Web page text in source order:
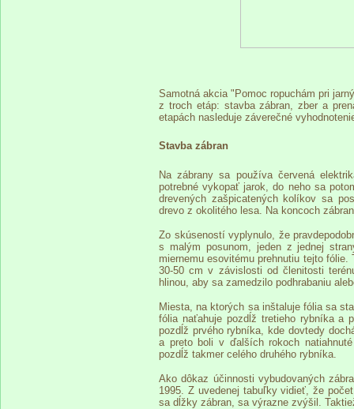
Samotná akcia "Pomoc ropuchám pri
z troch etáp: stavba zábran, zber a
etapách nasleduje záverečné
Stavba zábran
Na zábrany sa používa červená
potrebné vykopať jarok, do neho sa
drevených zašpicatených kolíkov sa
drevo z okolitého lesa. Na koncoch
Zo skúseností vyplynulo, že
s malým posunom, jeden z jednej
miernemu esovitému prehnutiu tejto
30-50 cm v závislosti od členitosti
hlinou, aby sa zamedzilo podhrabaniu
Miesta, na ktorých sa inštaluje fólia sa
fólia naťahuje pozdĺž tretieho rybníka a
pozdĺž prvého rybníka, kde dovtedy
a preto boli v ďalších rokoch
pozdĺž takmer celého druhého rybníka.
Ako dôkaz účinnosti vybudovaných
1995. Z uvedenej tabuľky vidieť, že
sa dĺžky zábran, sa výrazne zvýšil.